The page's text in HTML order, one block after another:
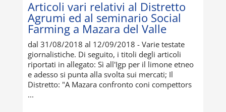
Articoli vari relativi al Distretto
Agrumi ed al seminario Social
Farming a Mazara del Valle
dal 31/08/2018 al 12/09/2018 - Varie testate
giornalistiche. Di seguito, i titoli degli articoli
riportati in allegato: Sì all'Igp per il limone etneo
e adesso si punta alla svolta sui mercati; Il
Distretto: "A Mazara confronto coni compettors
...